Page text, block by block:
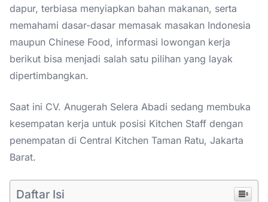
dapur, terbiasa menyiapkan bahan makanan, serta
memahami dasar-dasar memasak masakan Indonesia
maupun Chinese Food, informasi lowongan kerja
berikut bisa menjadi salah satu pilihan yang layak
dipertimbangkan.
Saat ini CV. Anugerah Selera Abadi sedang membuka
kesempatan kerja untuk posisi Kitchen Staff dengan
penempatan di Central Kitchen Taman Ratu, Jakarta
Barat.
Daftar Isi